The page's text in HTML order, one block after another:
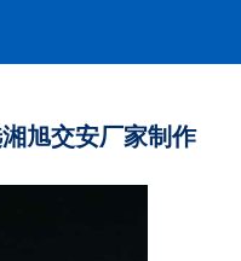
旭交安厂家制作